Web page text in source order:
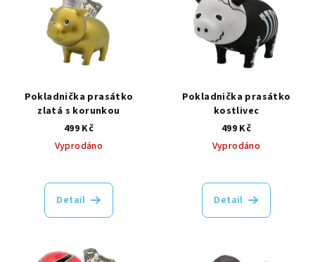
Pokladnička prasátko
zlatá s korunkou
499 Kč
Vyprodáno
Detail
Pokladnička prasátko
kostlivec
499 Kč
Vyprodáno
Detail